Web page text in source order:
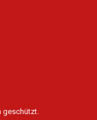
geschützt.